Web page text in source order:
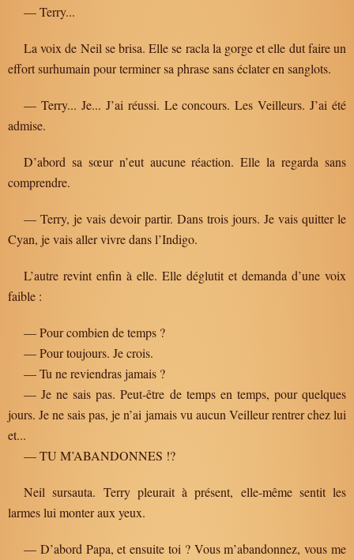
— Terry...
La voix de Neil se brisa. Elle se racla la gorge et elle dut faire un
effort surhumain pour terminer sa phrase sans éclater en sanglots.
— Terry... Je... J’ai réussi. Le concours. Les Veilleurs. J’ai été
admise.
D’abord sa sœur n’eut aucune réaction. Elle la regarda sans
comprendre.
— Terry, je vais devoir partir. Dans trois jours. Je vais quitter le
Cyan, je vais aller vivre dans l’Indigo.
L’autre revint enfin à elle. Elle déglutit et demanda d’une voix
faible :
— Pour combien de temps ?
— Pour toujours. Je crois.
— Tu ne reviendras jamais ?
— Je ne sais pas. Peut-être de temps en temps, pour quelques
jours. Je ne sais pas, je n’ai jamais vu aucun Veilleur rentrer chez lui
et...
— TU M’ABANDONNES !?
Neil sursauta. Terry pleurait à présent, elle-même sentit les
larmes lui monter aux yeux.
— D’abord Papa, et ensuite toi ? Vous m’abandonnez, vous me